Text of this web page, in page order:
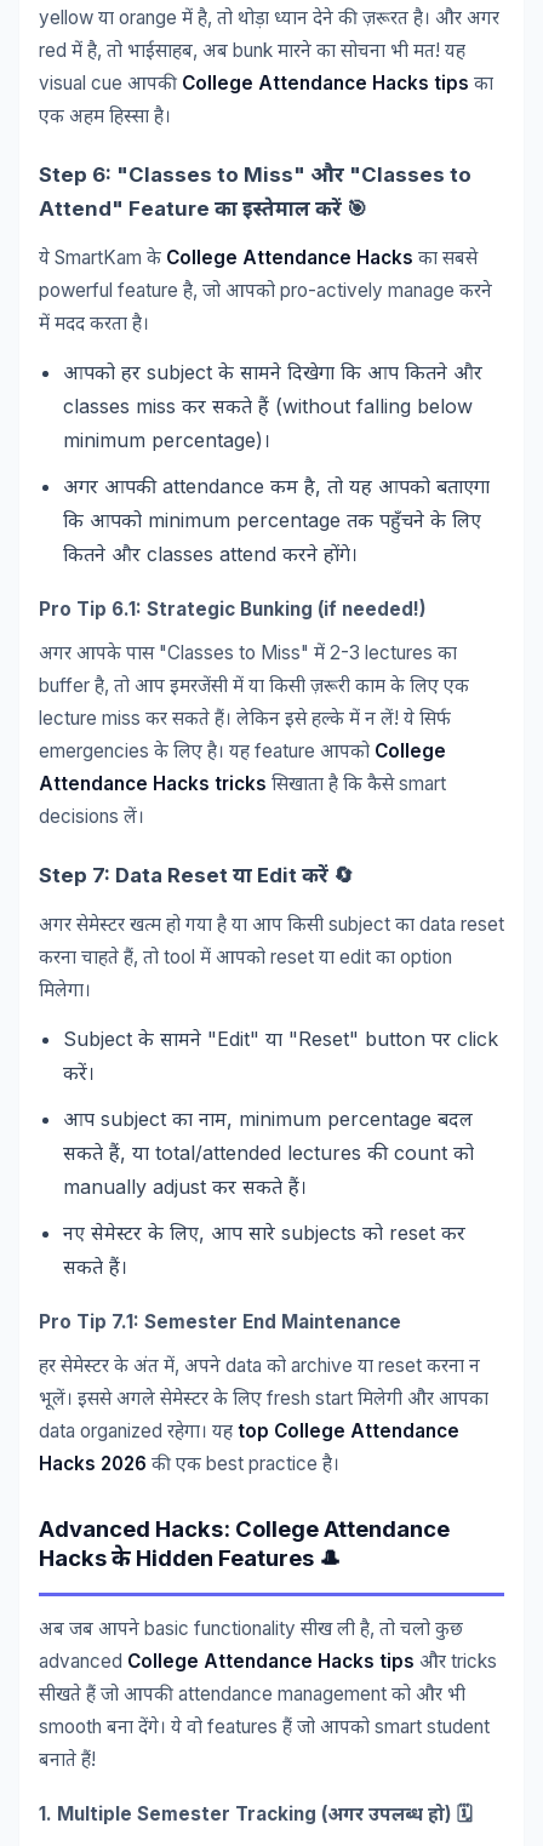
yellow या orange में है, तो थोड़ा ध्यान देने की ज़रूरत है। और अगर
red में है, तो भाईसाहब, अब bunk मारने का सोचना भी मत! यह
visual cue आपकी College Attendance Hacks tips का
एक अहम हिस्सा है।
Step 6: "Classes to Miss" और "Classes to
Attend" Feature काइस्तेमालकरें 🎯
ये SmartKam के College Attendance Hacks का सबसे
powerful feature है, जो आपको pro-actively manage करने
में मदद करता है।
आपको हर subject के सामने दिखेगा कि आप कितने और
classes miss कर सकते हैं (without falling below
minimum percentage) ।
अगर आपकीattendance कम है, तो यह आपको बताएगा
कि आपको minimum percentage तक पहुँचने के लिए
कितने और classes attend करने होंगे।
Pro Tip 6.1: Strategic Bunking (if needed!)
अगर आपके पास"Classes to Miss" में 2-3 lectures का
buffer है, तो आप इमरजेंसी में या किसी ज़रूरी काम के लिए एक
lecture miss कर सकते हैं। लेकिन इसे हल्के में न लें! ये सिर्फ
emergencies के लिए है। यह feature आपको College
Attendance Hacks tricks सिखाता है कि कैसेsmart
decisions लें।
Step 7: Data Reset या Edit करें 🔄
अगर सेमेस्टर खत्म हो गया है या आप किसी subject का data reset
करना चाहते हैं, तो tool में आपको reset या edit का option
मिलेगा।
Subject के सामने "Edit" या "Reset" button पर click
करें।
आप subject का नाम, minimum percentage बदल
सकते हैं, या total/attended lectures कीcount को
manually adjust कर सकते हैं।
नए सेमेस्टर के लिए, आप सारे subjects को reset कर
सकते हैं।
Pro Tip 7.1: Semester End Maintenance
हर सेमेस्टर के अंत में, अपने data को archive या reset करना न
भूलें। इससे अगले सेमेस्टर के लिए fresh start मिलेगी और आपका
data organized रहेगा। यह top College Attendance
Hacks 2026 की एक best practice है।
Advanced Hacks: College Attendance
Hacksके Hidden Features 🎩
अब जब आपने basic functionality सीख ली है, तो चलो कुछ
advanced College Attendance Hacks tips और tricks
सीखते हैं जो आपकी attendance management को और भी
smooth बना देंगे। ये वो features हैं जो आपको smart student
बनाते हैं!
1. Multiple Semester Tracking (अगर उपलब्ध हो) 🗓️